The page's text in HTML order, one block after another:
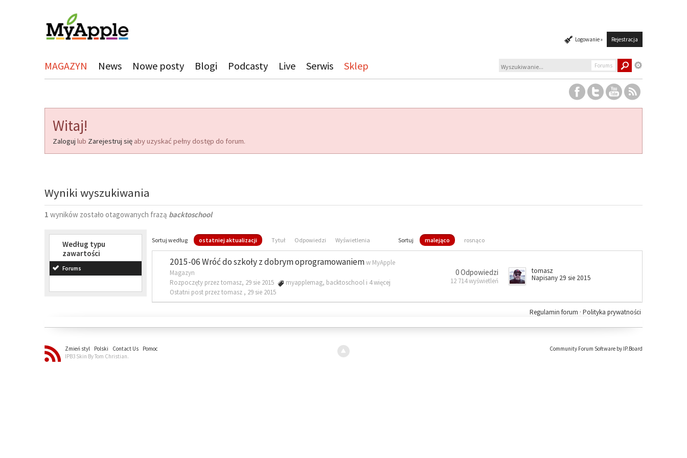
Logowanie » Rejestracja
MAGAZYN News Nowe posty Blogi Podcasty Live Serwis Sklep Forums
Witaj!
Zaloguj lub Zarejestruj się aby uzyskać pełny dostęp do forum.
Wyniki wyszukiwania
1 wyników zostało otagowanych frazą backtoschool
Według typu
zawartości
Forums
Sortuj według ostatniej aktualizacji Tytuł Odpowiedzi Wyświetlenia Sortuj malejąco rosnąco
2015-06 Wróć do szkoły z dobrym oprogramowaniemw MyApple
Magazyn
Rozpoczęty przez tomasz, 29 sie 2015
myapplemag, backtoschool i 4 więcej
Ostatni post przez tomasz , 29 sie 2015
0 Odpowiedzi
12 714 wyświetleń
tomasz
Napisany 29 sie 2015
Polityka prywatności
Regulamin forum ·
Zmień styl Polski Contact Us
Pomoc
IPB3 Skin By Tom Christian.
Community Forum Software by IP.Board